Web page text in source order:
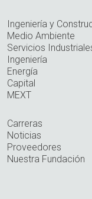
Ingeniería y
Medio Ambiente
Servicios
Ingeniería
Energía
Capital
MEXT
Carreras
Noticias
Proveedores
Nuestra Fundación